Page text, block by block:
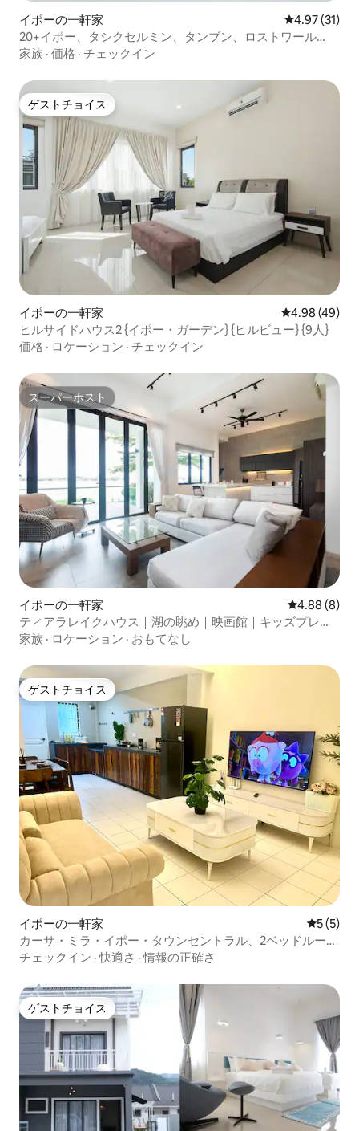
イポーの一軒家 レビュー31
4.97 (31)
20+イポー、タシクセルミン、タンブン、ロストワール
ド、スイミングプール
家族 · 価格 · チェックイン
ゲストチョイス
ゲストチョイス
イポーの一軒家 レビュー49
4.98 (49)
ヒルサイドハウス2 {イポー・ガーデン} {ヒルビュー} {9人}
価格 · ロケーション · チェックイン
スーパーホスト
スーパーホスト
イポーの一軒家 レビュー8件
4.88 (8)
ティアラレイクハウス｜湖の眺め｜映画館｜キッズプレイ
グラウンド
家族 · ロケーション · おもてなし
ゲストチョイス
ゲストチョイス
イポーの一軒家 レビュー
5 (5)
カーサ・ミラ・イポー・タウンセントラル、2ベッドルー
ム、6名様
チェックイン ·快適さ ·情報の正確さ
ゲストチョイス
ゲストチョイス